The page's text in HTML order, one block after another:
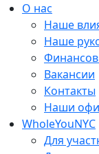
Перейти
содержанию
О нас
Наше
Наше
Вакансии
Контакты
Наши
WholeYouNYC
Для